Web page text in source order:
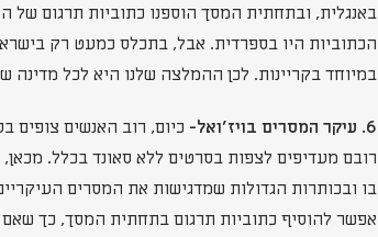
באנגלית, ובתחתית המסך הוספנו כתוביות תרגום
הכתוביות היו בספרדית. אבל, בתכלס כמעט רק
במיוחד בקריינות. לכן ההמלצה שלנו היא לכל
6. עיקר המסרים בויז'ואל-
כיום, רוב האנשים צופים
רובם מעדיפים לצפות בסרטים ללא סאונד בכלל.
בו ובכותרות הגדולות שמדגישות את המסרים
אפשר להוסיף כתוביות תרגום בתחתית המסך, כך שאם